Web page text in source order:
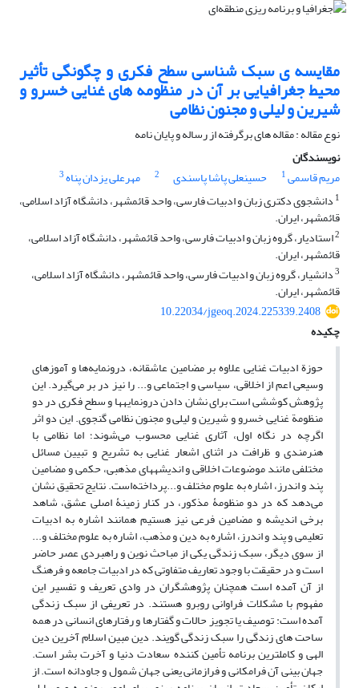
مقایسه ی سبک شناسی سطح فکری و چگونگی تأثیر
محیط جغرافیایی بر آن در منظومه های غنایی خسرو و
شیرین و لیلی و مجنون نظامی
نوع مقاله : مقاله های برگرفته از رساله و پایان نامه
نویسندگان
مریم قاسمی1 حسینعلی پاشا پاسندی 2 مهرعلی یزدان پناه3
1 دانشجوی دکتری زبان و ادبیات فارسی، واحد قائمشهر، دانشگاه آزاد اسلامی،
قائمشهر، ایران.
2استادیار، گروه زبان و ادبیات فارسی، واحد قائمشهر، دانشگاه آزاد اسلامی،
قائمشهر، ایران.
3دانشیار، گروه زبان و ادبیات فارسی، واحد قائمشهر، دانشگاه آزاد اسلامی،
قائمشهر، ایران.
10.22034/jgeoq.2024.225339.2408
چکیده
حوزة ادبیات غنایی علاوه بر مضامین عاشقانه، درونمایه‌ها و آموزهای
وسیعی اعم از اخلاقی، سیاسی و اجتماعی و... را نیز در بر می‌گیرد. این
پژوهش کوششی است برای نشان دادن درونمایهها و سطح فکری در دو
منظومة غنایی خسرو و شیرین و لیلی و مجنون نظامی گنجوی. این دو اثر
اگرچه در نگاه اول، آثاری غنایی محسوب می‌شوند؛ اما نظامی با
هنرمندی و ظرافت در اثنای اشعار غنایی به تشریح و تبیین مسائل
مختلفی مانند موضوعات اخلاقی و اندیشههای مذهبی، حکمی و مضامین
پند و اندرز، اشاره به علوم مختلف و...پرداخته‌است. نتایج تحقیق نشان
می‌دهد که در دو منظومۀ مذکور، در کنار زمینۀ اصلی عشق، ‌شاهد
برخی اندیشه و مضامین فرعی نیز هستیم همانند اشاره به ادبیات
تعلیمی و پند و اندرز، اشاره به دین و مذهب، اشاره به علوم مختلف و...
از سوی دیگر، سبک زندگی یکی از مباحث نوین و راهبردی عصر حاضر
است و در حقیقت با وجود تعاریف متفاوتی که در ادبیات جامعه و فرهنگ
از آن آمده است همچنان پژوهشگران در وادی تعریف و تفسیر این
مفهوم با مشکلات فراوانی روبرو هستند. در تعریفی از سبک زندگی
آمده است: توصیف یا تجویز حالات و گفتارها و رفتارهای انسانی در همه
ساحت های زندگی را سبک زندگی گویند. دین مبین اسلام آخرین دین
الهی و کاملترین برنامه تأمین کننده سعادت دنیا و آخرت بشر است.
جهان بینی آن فرامکانی و فرازمانی یعنی جهان شمول و جاودانه است. از